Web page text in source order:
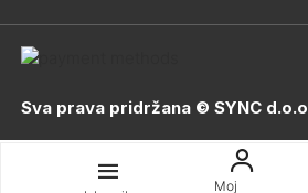
Moj
Sva prava pridržana © SYNC d.o.o